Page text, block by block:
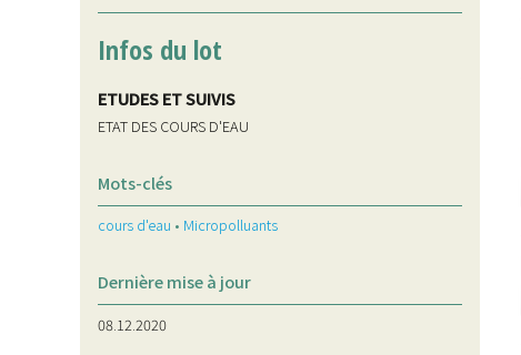
Infos du lot
ETUDES ET SUIVIS
ETAT DES COURS D'EAU
Mots-clés
cours d'eau • Micropolluants
Dernière mise à jour
08.12.2020